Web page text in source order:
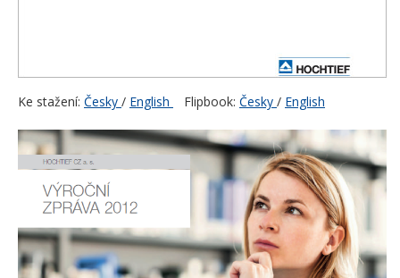
Ke stažení: Česky / English Flipbook: Česky / English